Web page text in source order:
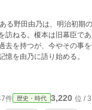
る野田由乃は、明治初期
訪ねる。榎本は旧幕臣で
去を持つが、今やその事
憶を由乃に語り始める。
件 歴史・時代 3,220 位 /